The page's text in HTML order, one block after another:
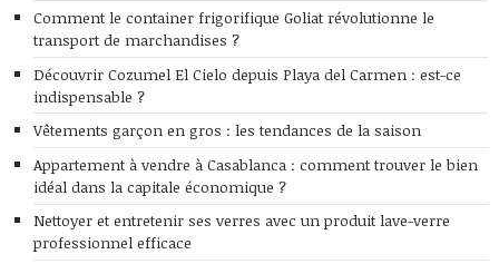
Comment le container frigorifique Goliat révolutionne le
transport de marchandises ?
Découvrir Cozumel El Cielo depuis Playa del Carmen : est-ce
indispensable ?
Vêtements garçon en gros : les tendances de la saison
Appartement à vendre à Casablanca : comment trouver le bien
idéal dans la capitale économique ?
Nettoyer et entretenir ses verres avec un produit lave-verre
professionnel efficace